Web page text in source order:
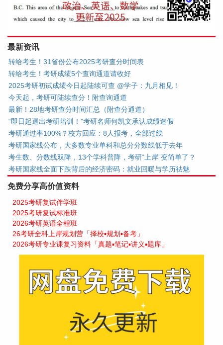
最新资讯
转给考生！31省份公布2025考研查分时间表
转给考生！考研成绩5个查询通道请收好
2025考研初试成绩今日起陆续可查 @学子：九月相见！
今天起，考研可陆续查分！附查询通道
最新！28地考研查分时间汇总（附查分通道）
“即日起退出考研培训！”考研名师何凯文承认成绩造假
考研通过率100%？校方回应：8人报考，全部过线
考研国家线公布，大多数专业单科和总分分数线低于去年
考生数、分数线双降，13个学科普降，考研“上岸”变简单了？
考研国家线全面下跌背后的经济密码：就业回暖与学历祛魅
免费分享高价值资料
2025考研复试伴学班
2025考研复试标准班
2026考研英语全程班
26考研全科上岸规划营「择校▪规划▪备考」
2026考研专业课复习资料「真题▪笔记▪讲义▪题库」